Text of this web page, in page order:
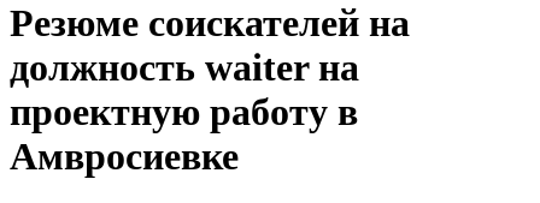
Резюме соискателей на
должность waiter на
проектную работу в
Амвросиевке